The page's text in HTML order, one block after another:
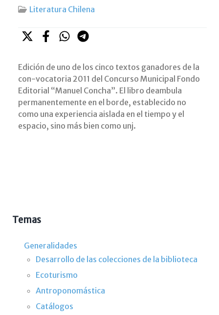
Literatura Chilena
Edición de uno de los cinco textos ganadores de la
con-vocatoria 2011 del Concurso Municipal Fondo
Editorial “Manuel Concha”. El libro deambula
permanentemente en el borde, establecido no
como una experiencia aislada en el tiempo y el
espacio, sino más bien como unj.
Temas
Generalidades
Desarrollo de las colecciones de la biblioteca
Ecoturismo
Antroponomástica
Catálogos